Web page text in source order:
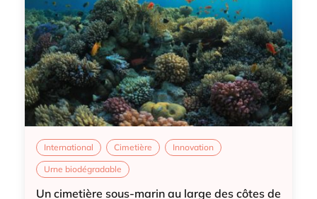
International Cimetière Innovation
Urne biodégradable
Un cimetière sous-marin au large des côtes de